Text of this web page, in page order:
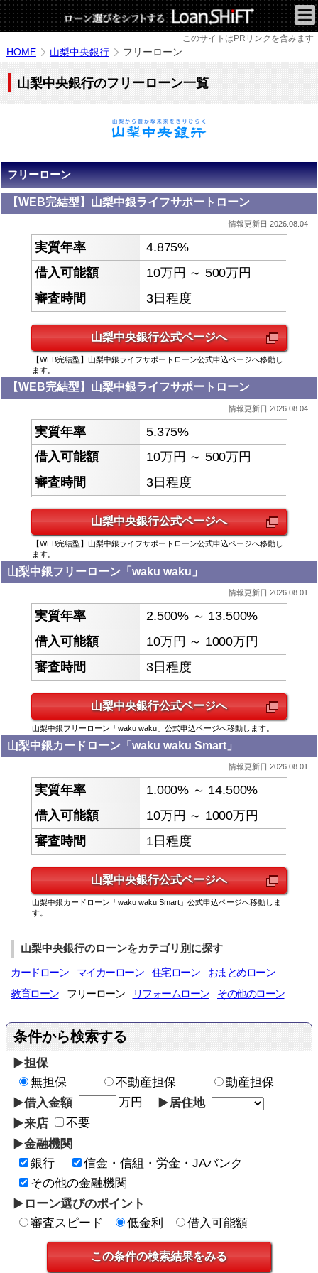
このサイトはPRリンクを含みます
HOME 山梨中央銀行 フリーローン
山梨中央銀行のフリーローン一覧
フリーローン
【WEB完結型】山梨中銀ライフサポートローン
情報更新日 2026.08.04
4.875%
10万円 ～ 500万円
3日程度
山梨中央銀行公式ページへ
【WEB完結型】山梨中銀ライフサポートローン公式申込ページへ移動し
ます。
【WEB完結型】山梨中銀ライフサポートローン
情報更新日 2026.08.04
5.375%
10万円 ～ 500万円
3日程度
山梨中央銀行公式ページへ
【WEB完結型】山梨中銀ライフサポートローン公式申込ページへ移動し
ます。
山梨中銀フリーローン「waku waku」
情報更新日 2026.08.01
2.500% ～ 13.500%
10万円 ～ 1000万円
3日程度
山梨中央銀行公式ページへ
山梨中銀フリーローン「waku waku」公式申込ページへ移動します。
山梨中銀カードローン「waku waku Smart」
情報更新日 2026.08.01
1.000% ～ 14.500%
10万円 ～ 1000万円
1日程度
山梨中央銀行公式ページへ
山梨中銀カードローン「waku waku Smart」公式申込ページへ移動しま
す。
山梨中央銀行のローンをカテゴリ別に探す
カードローン
マイカーローン 住宅ローン
おまとめローン
教育ローン
フリーローン リフォームローン その他のローン
担保
無担保
不動産担保
動産担保
借入金額
万円
居住地
来店
不要
金融機関
銀行
信金・信組・労金・JAバンク
その他の金融機関
ローン選びのポイント
審査スピード
低金利 借入可能額
この条件の検索結果をみる